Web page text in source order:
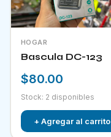
HOGAR
Bascula DC-123
$80.00
Stock: 2 disponibles
+ Agregar al carrito